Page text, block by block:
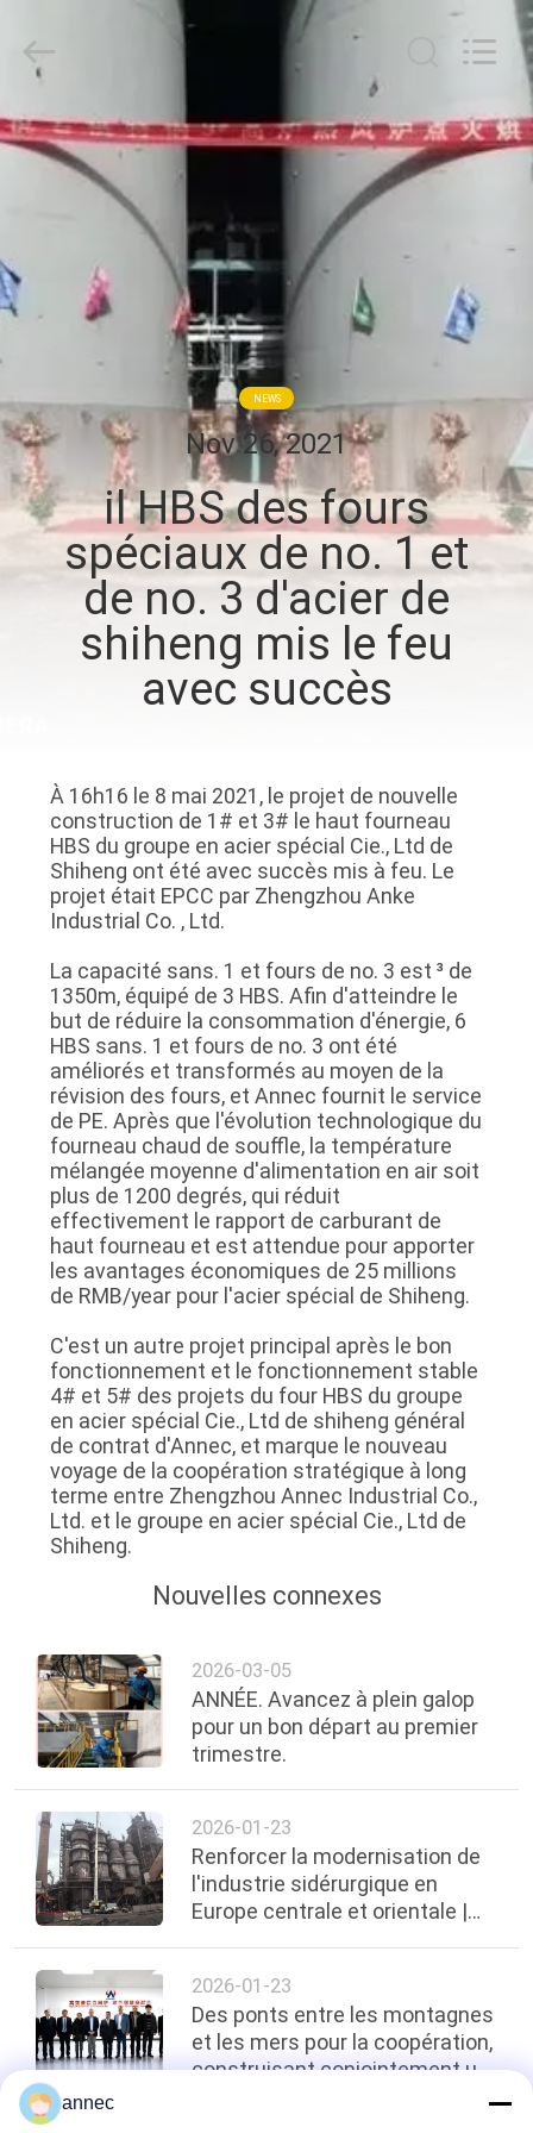
À
LA
MAISON
PRODUITS
À
PROPOS
DE
NOUS
VISITE
L'USINE
CONTRÔLE
QUALITÉ
NOUS
CONTACTER
NOUVELLES
LES
AFFAIRES
PLAN
SITE
POLITIQUE
CONFIDENTIALITÉ
Industrial
Reserved.
NEWS
Nov 26, 2021
il HBS des fours
spéciaux de no. 1 et
de no. 3 d'acier de
shiheng mis le feu
avec succès
À 16h16 le 8 mai 2021, le projet de nouvelle
construction de 1# et 3# le haut fourneau
HBS du groupe en acier spécial Cie., Ltd de
Shiheng ont été avec succès mis à feu. Le
projet était EPCC par Zhengzhou Anke
Industrial Co. , Ltd.
La capacité sans. 1 et fours de no. 3 est ³ de
1350m, équipé de 3 HBS. Afin d'atteindre le
but de réduire la consommation d'énergie, 6
HBS sans. 1 et fours de no. 3 ont été
améliorés et transformés au moyen de la
révision des fours, et Annec fournit le service
de PE. Après que l'évolution technologique du
fourneau chaud de souffle, la température
mélangée moyenne d'alimentation en air soit
plus de 1200 degrés, qui réduit
effectivement le rapport de carburant de
haut fourneau et est attendue pour apporter
les avantages économiques de 25 millions
de RMB/year pour l'acier spécial de Shiheng.
C'est un autre projet principal après le bon
fonctionnement et le fonctionnement stable
4# et 5# des projets du four HBS du groupe
en acier spécial Cie., Ltd de shiheng général
de contrat d'Annec, et marque le nouveau
voyage de la coopération stratégique à long
terme entre Zhengzhou Annec Industrial Co.,
Ltd. et le groupe en acier spécial Cie., Ltd de
Shiheng.
Nouvelles connexes
2026-03-05
ANNÉE. Avancez à plein galop
pour un bon départ au premier
trimestre.
2026-01-23
Renforcer la modernisation de
l'industrie sidérurgique en
Europe centrale et orientale |
2026-01-23
Des ponts entre les montagnes
et les mers pour la coopération,
construisant conjointement un
nouveau modèle pour l'industrie
annec